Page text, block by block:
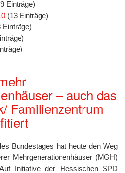
Einträge)
(13 Einträge)
Einträge)
– auch das
Familienzentrum
Bundestages hat heute den Weg
Mehrgenerationenhäuser (MGH)
Initiative der Hessischen SPD